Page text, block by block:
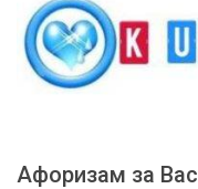
Афоризам за Вас